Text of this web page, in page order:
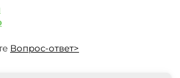
Вопрос-ответ>